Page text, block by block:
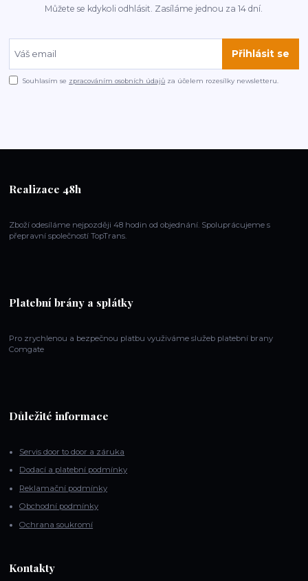
Můžete se kdykoli odhlásit. Zasíláme jednou za 14 dní.
Přihlásit se
Souhlasím se zpracováním osobních údajů za účelem rozesílky newsletteru.
Realizace 48h
Zboží odesíláme nejpozději 48 hodin od objednání. Spoluprácujeme s
přepravní společností TopTrans.
Platební brány a splátky
Pro zrychlenou a bezpečnou platbu využiváme služeb platební brany
Comgate
Důležité informace
Servis door to door a záruka
Dodací a platební podmínky
Reklamační podmínky
Obchodní podmínky
Ochrana soukromí
Kontakty